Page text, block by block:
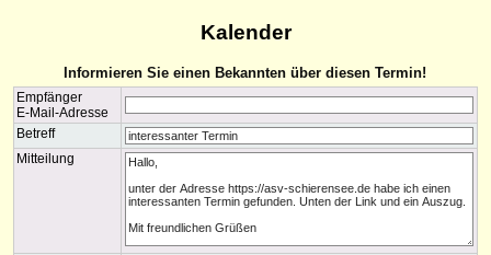
Kalender
Informieren Sie einen Bekannten über diesen Termin!
Empfänger
E-Mail-Adresse
Betreff
Mitteilung